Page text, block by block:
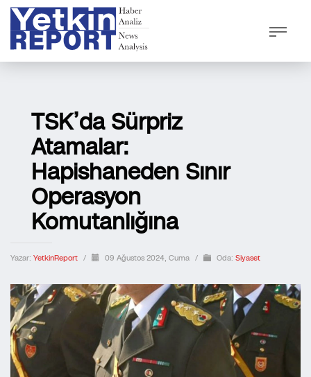
TSK’da Sürpriz
Atamalar:
Hapishaneden Sınır
Operasyon
Komutanlığına
Yazar: YetkinReport / 09 Ağustos 2024, Cuma / Oda: Siyaset